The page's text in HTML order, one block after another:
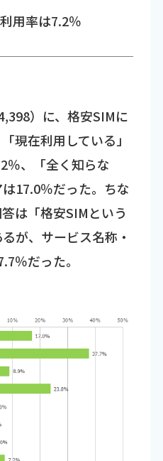
用率は7.2％
）に、格安SIMに
現在利用している」
％、「全く知らな
17.0％だった。ちな
は「格安SIMという
が、サービス名称・
％だった。